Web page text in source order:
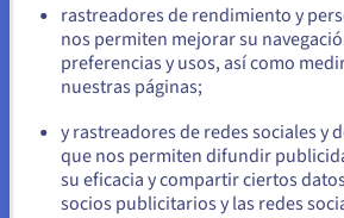
Descubrir Quantum as a Service
Identidad, seguridad y
Proteja, gestione y monitorice sus
OVHcloud
us.ovhcloud.com/
Inglés USD
Permanezca en el sitio web actual
rastreadores de rendimiento y
nos permiten mejorar su
preferencias y usos, así como
nuestras páginas;
y rastreadores de redes sociales y
que nos permiten difundir
su eficacia y compartir ciertos
socios publicitarios y las redes